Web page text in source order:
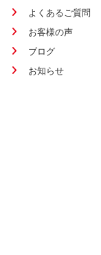
よくあるご質問
お客様の声
ブログ
お知らせ